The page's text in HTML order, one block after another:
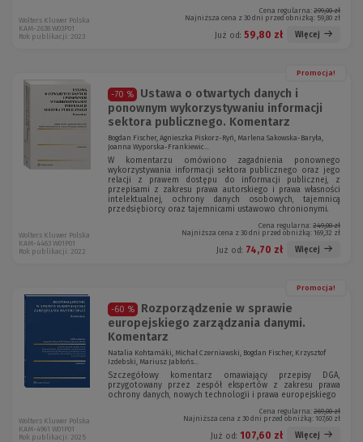
Cena regularna: 299,00 zł
Najniższa cena z 30 dni przed obniżką: 59,80 zł
Już od: 59,80 zł Więcej
Wolters Kluwer Polska
KAM-2638 W03P01
Rok publikacji: 2023
Promocja!
-70 %
Ustawa o otwartych danych i
ponownym wykorzystywaniu informacji
sektora publicznego. Komentarz
Bogdan Fischer, Agnieszka Piskorz-Ryń, Marlena Sakowska-Baryła,
Joanna Wyporska-Frankiewic...
W komentarzu omówiono zagadnienia ponownego
wykorzystywania informacji sektora publicznego oraz jego
relacji z prawem dostępu do informacji publicznej, z
przepisami z zakresu prawa autorskiego i prawa własności
intelektualnej, ochrony danych osobowych, tajemnicą
przedsiębiorcy oraz tajemnicami ustawowo chronionymi.
Cena regularna: 249,00 zł
Najniższa cena z 30 dni przed obniżką: 169,32 zł
Już od: 74,70 zł Więcej
Wolters Kluwer Polska
KAM-4463 W01P01
Rok publikacji: 2022
Promocja!
-60 %
Rozporządzenie w sprawie
europejskiego zarządzania danymi.
Komentarz
Natalia Kohtamäki, Michał Czerniawski, Bogdan Fischer, Krzysztof
Izdebski, Mariusz Jabłońs...
Szczegółowy komentarz omawiający przepisy DGA,
przygotowany przez zespół ekspertów z zakresu prawa
ochrony danych, nowych technologii i prawa europejskiego
Cena regularna: 269,00 zł
Najniższa cena z 30 dni przed obniżką: 107,60 zł
Już od: 107,60 zł Więcej
Wolters Kluwer Polska
KAM-4961 W01P01
Rok publikacji: 2025